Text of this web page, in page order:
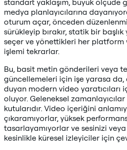
standart yaklaşım, büyük ölçüde
medya planlayıcılarına
oturum açar, önceden
sürükleyip bırakır, statik bir başlık
seçer ve yönettikleri her platform
işlemi tekrarlar.
Bu, basit metin gönderileri veya
güncellemeleri için işe yarasa
duyan modern video yaratıcıları
oluyor. Geleneksel
kutularıdır. Video içeriğini
çıkaramıyorlar, yüksek
tasarlayamıyorlar ve sesinizi
kesinlikle küresel izleyiciler için